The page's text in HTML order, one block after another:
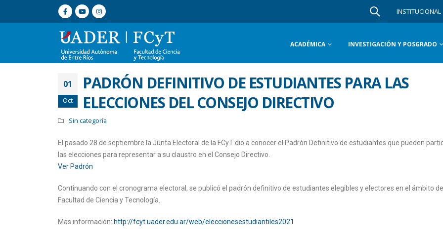
INSTITUCIONAL
ACADÉMICA INVESTIGACIÓN Y POSGRADO
01
Oct
PADRÓN DEFINITIVO DE ESTUDIANTES PARA LAS
ELECCIONES DEL CONSEJO DIRECTIVO
Sin categoría
El pasado 28 de septiembre la Junta Electoral de la FCyT dio a conocer el Padrón Definitivo de estudiantes que pueden
las elecciones para representar a su claustro en el Consejo Directivo.
Ver Padrón
Continuando con el cronograma electoral, se publicó el padrón definitivo de estudiantes elegibles y electores en el ámbito
Facultad de Ciencia y Tecnología.
Mas información: http://fcyt.uader.edu.ar/web/eleccionesestudiantiles2021